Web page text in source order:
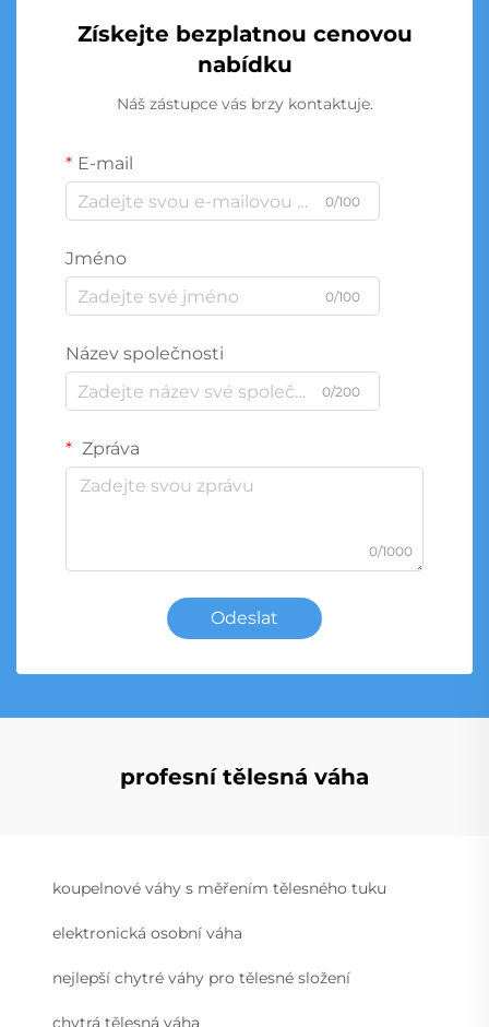
Získejte bezplatnou cenovou
nabídku
Náš zástupce vás brzy kontaktuje.
E-mail
0/100
Jméno
0/100
Název společnosti
0/200
Zpráva
0/1000
Odeslat
profesní tělesná váha
koupelnové váhy s měřením tělesného tuku
elektronická osobní váha
nejlepší chytré váhy pro tělesné složení